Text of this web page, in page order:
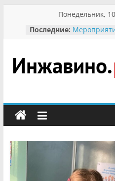
содержимому
Понедельник,
Последние:
гражданин
участнице
В вольере
суслики
сельский
портал